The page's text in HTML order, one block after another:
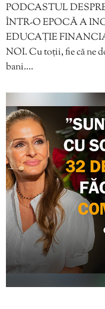
PODCASTUL
ÎNTR-O EPOCĂ A
EDUCAȚIE
NOI. Cu toții, fie că ne
bani.…